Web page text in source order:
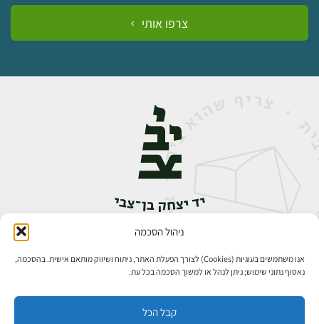
ניהול הסכמה
אנו משתמשים בעוגיות (Cookies) לצורך הפעלת האתר, ניתוח ושיווק מותאם אישית. בהסכמה,
נאסוף נתוני שימוש; ניתן לנהל או למשוך הסכמה בכל עת.
קבל הכל
צרפו אותי
אבן גבירול 14, רחביה, ירושלים